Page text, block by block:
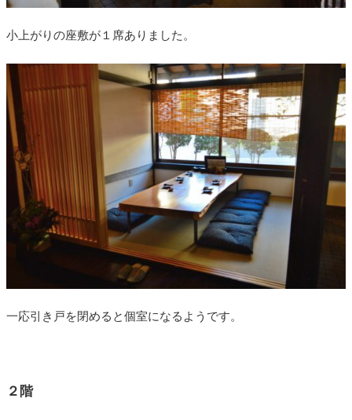
小上がりの座敷が１席ありました。
一応引き戸を閉めると個室になるようです。
２階